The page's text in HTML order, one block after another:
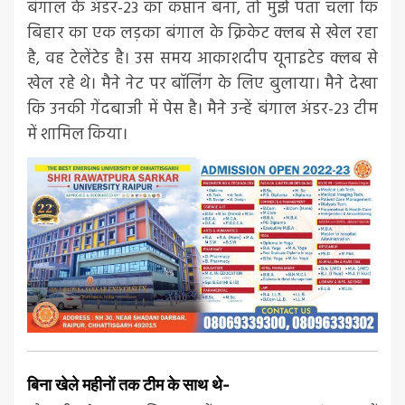
बंगाल के अंडर-23 का कप्तान बना, तो मुझे पता चला कि
बिहार का एक लड़का बंगाल के क्रिकेट क्लब से खेल रहा
है, वह टेलेंटेड है। उस समय आकाशदीप यूनाइटेड क्लब से
खेल रहे थे। मैने नेट पर बॉलिंग के लिए बुलाया। मैने देखा
कि उनकी गेंदबाजी में पेस है। मैने उन्हें बंगाल अंडर-23 टीम
में शामिल किया।
बिना खेले महीनों तक टीम के साथ थे-